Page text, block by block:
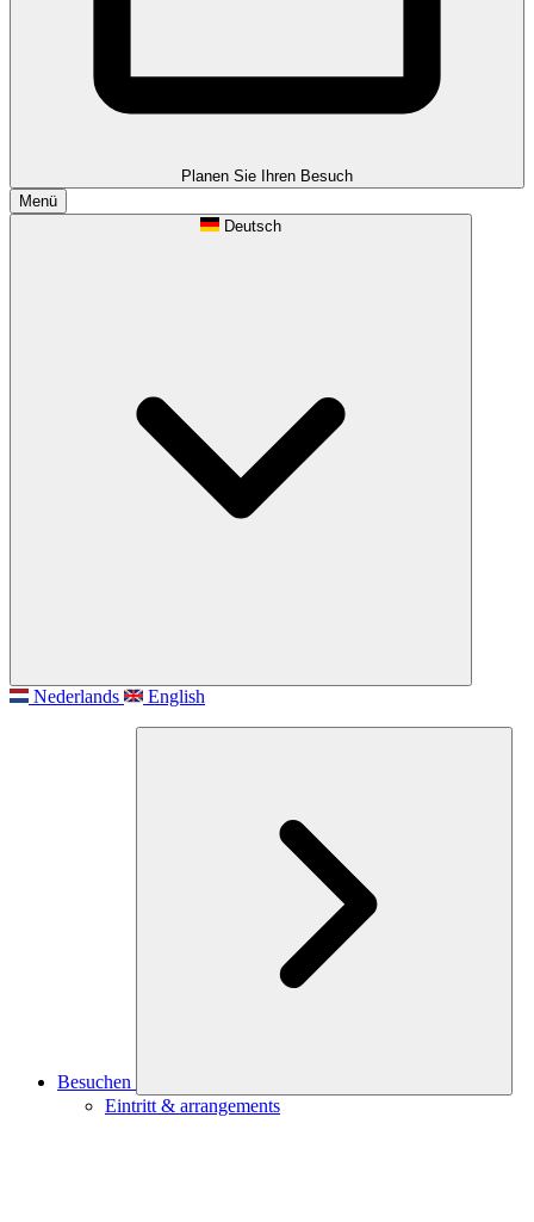
Planen Sie Ihren Besuch
Menü
Deutsch
Nederlands English
Besuchen
Eintritt & arrangements